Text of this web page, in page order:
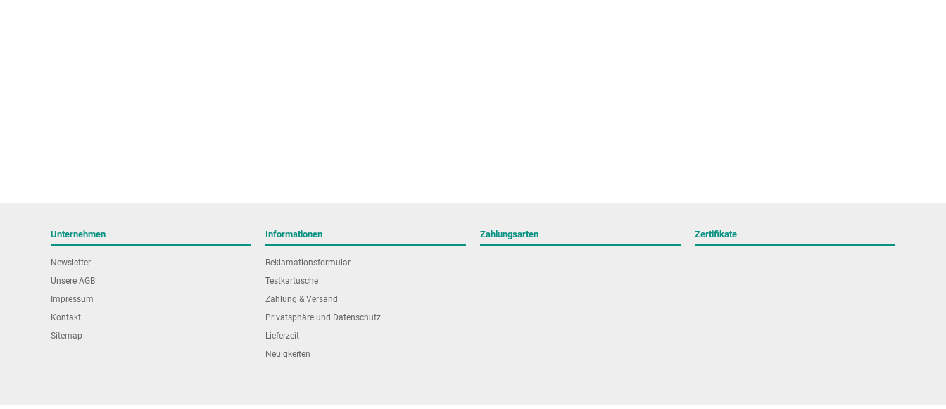
Unternehmen
Newsletter
Unsere AGB
Impressum
Kontakt
Sitemap
Informationen
Reklamationsformular
Testkartusche
Zahlung & Versand
Privatsphäre und Datenschutz
Lieferzeit
Neuigkeiten
Zahlungsarten Zertifikate